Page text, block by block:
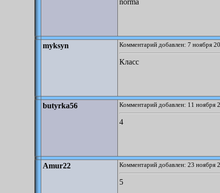
norma
myksyn Комментарий добавлен: 7 ноября
Класс
butyrka56 Комментарий добавлен: 11 ноября
4
Amur22 Комментарий добавлен: 23 ноября
5